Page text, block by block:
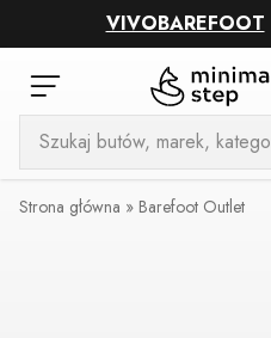
VIVOBAREFOOT
Wyszukiwarka
produktów
Strona główna » Barefoot Outlet